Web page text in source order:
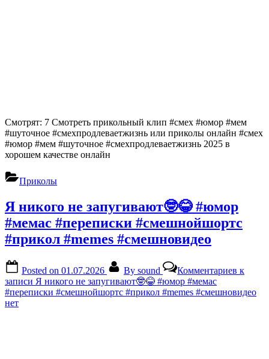
Смотрят: 7 Смотреть прикольный клип #смех #юмор #мем
#шуточное #смехпродлеваетжизнь или приколы онлайн #смех
#юмор #мем #шуточное #смехпродлеваетжизнь 2025 в
хорошем качестве онлайн
Приколы
Я никого не запугивают🤓😂 #юмор
#мемас #переписки #смешнойшортс
#прикол #memes #смешновидео
Posted on 01.07.2026 By sound Комментариев к
записи Я никого не запугивают🤓😂 #юмор #мемас
#переписки #смешнойшортс #прикол #memes #смешновидео
нет